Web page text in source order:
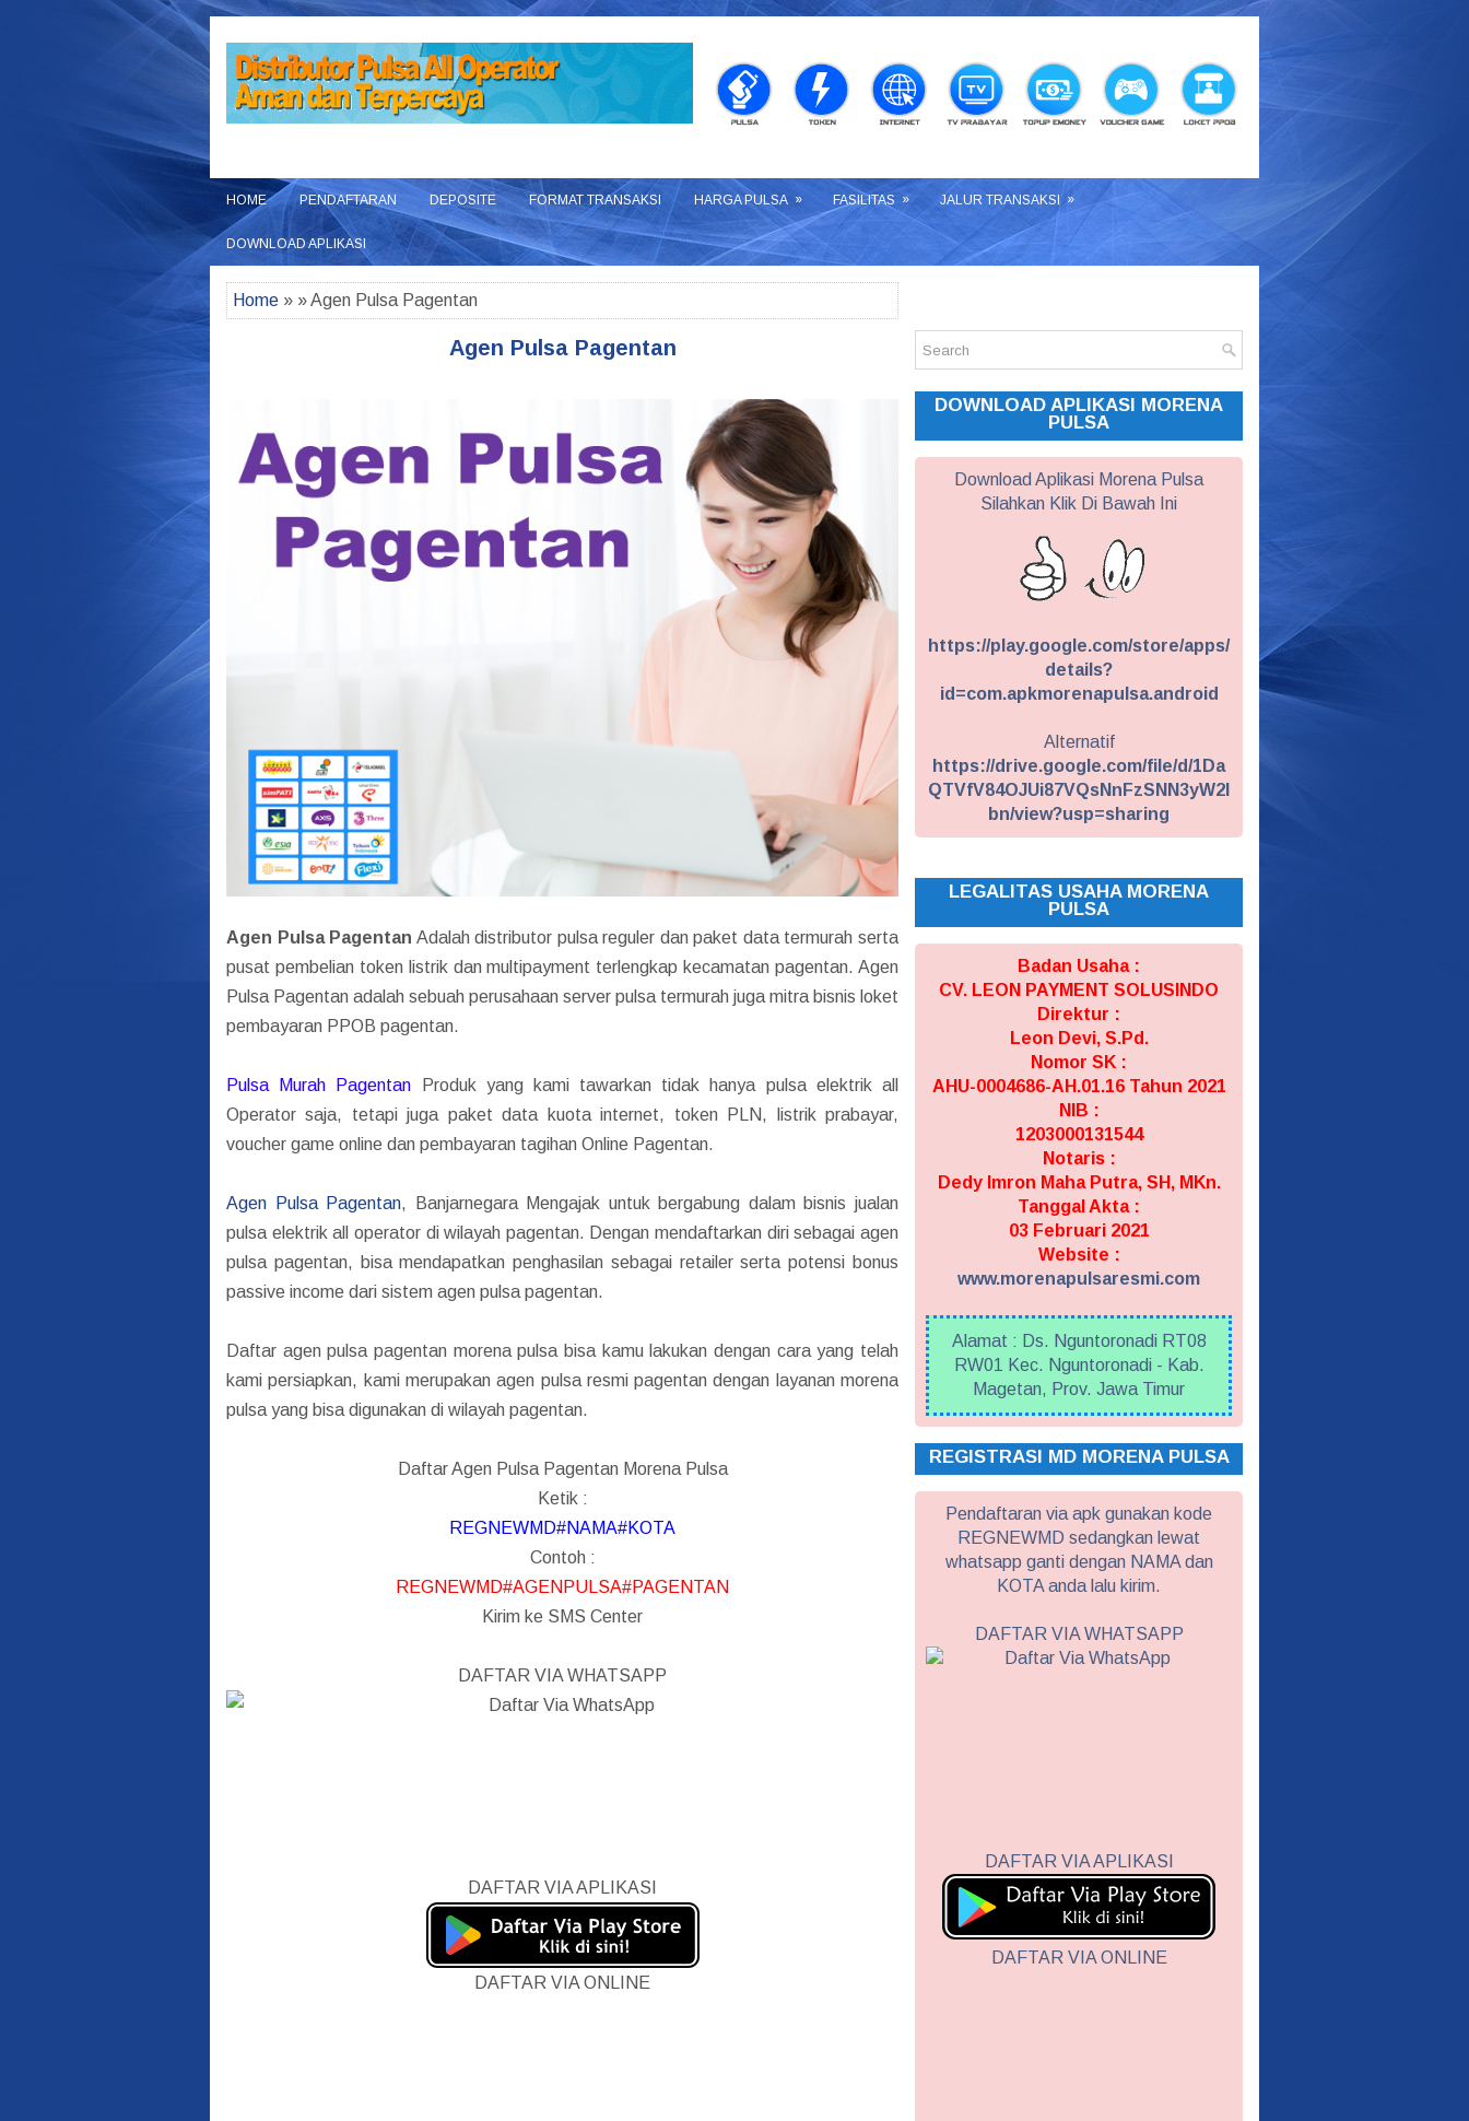
HOME PENDAFTARAN DEPOSITE FORMAT TRANSAKSI HARGA PULSA » FASILITAS » JALUR TRANSAKSI »
DOWNLOAD APLIKASI
Home » » Agen Pulsa Pagentan
Agen Pulsa Pagentan
Agen Pulsa Pagentan Adalah distributor pulsa reguler dan paket data termurah serta
pusat pembelian token listrik dan multipayment terlengkap kecamatan pagentan. Agen
Pulsa Pagentan adalah sebuah perusahaan server pulsa termurah juga mitra bisnis loket
pembayaran PPOB pagentan.
Pulsa Murah Pagentan Produk yang kami tawarkan tidak hanya pulsa elektrik all
Operator saja, tetapi juga paket data kuota internet, token PLN, listrik prabayar,
voucher game online dan pembayaran tagihan Online Pagentan.
Agen Pulsa Pagentan, Banjarnegara Mengajak untuk bergabung dalam bisnis jualan
pulsa elektrik all operator di wilayah pagentan. Dengan mendaftarkan diri sebagai agen
pulsa pagentan, bisa mendapatkan penghasilan sebagai retailer serta potensi bonus
passive income dari sistem agen pulsa pagentan.
Daftar agen pulsa pagentan morena pulsa bisa kamu lakukan dengan cara yang telah
kami persiapkan, kami merupakan agen pulsa resmi pagentan dengan layanan morena
pulsa yang bisa digunakan di wilayah pagentan.
Daftar Agen Pulsa Pagentan Morena Pulsa
Ketik :
REGNEWMD#NAMA#KOTA
Contoh :
REGNEWMD#AGENPULSA#PAGENTAN
Kirim ke SMS Center
DAFTAR VIA WHATSAPP
DAFTAR VIA APLIKASI
DAFTAR VIA ONLINE
DOWNLOAD APLIKASI MORENA
PULSA
Download Aplikasi Morena Pulsa
Silahkan Klik Di Bawah Ini
https://play.google.com/store/apps/
details?
id=com.apkmorenapulsa.android
Alternatif
https://drive.google.com/file/d/1Da
QTVfV84OJUi87VQsNnFzSNN3yW2I
bn/view?usp=sharing
LEGALITAS USAHA MORENA
PULSA
Badan Usaha :
CV. LEON PAYMENT SOLUSINDO
Direktur :
Leon Devi, S.Pd.
Nomor SK :
AHU-0004686-AH.01.16 Tahun 2021
NIB :
1203000131544
Notaris :
Dedy Imron Maha Putra, SH, MKn.
Tanggal Akta :
03 Februari 2021
Website :
www.morenapulsaresmi.com
Alamat : Ds. Nguntoronadi RT08
RW01 Kec. Nguntoronadi - Kab.
Magetan, Prov. Jawa Timur
REGISTRASI MD MORENA PULSA
Pendaftaran via apk gunakan kode
REGNEWMD sedangkan lewat
whatsapp ganti dengan NAMA dan
KOTA anda lalu kirim.
DAFTAR VIA WHATSAPP
DAFTAR VIA APLIKASI
DAFTAR VIA ONLINE